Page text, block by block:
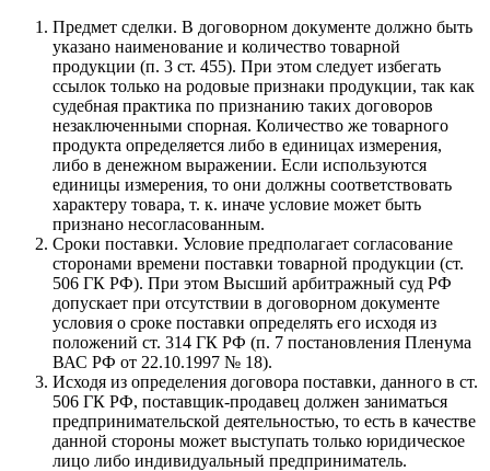
Предмет сделки. В договорном документе должно быть
указано наименование и количество товарной
продукции (п. 3 ст. 455). При этом следует избегать
ссылок только на родовые признаки продукции, так как
судебная практика по признанию таких договоров
незаключенными спорная. Количество же товарного
продукта определяется либо в единицах измерения,
либо в денежном выражении. Если используются
единицы измерения, то они должны соответствовать
характеру товара, т. к. иначе условие может быть
признано несогласованным.
Сроки поставки. Условие предполагает согласование
сторонами времени поставки товарной продукции (ст.
506 ГК РФ). При этом Высший арбитражный суд РФ
допускает при отсутствии в договорном документе
условия о сроке поставки определять его исходя из
положений ст. 314 ГК РФ (п. 7 постановления Пленума
ВАС РФ от 22.10.1997 № 18).
Исходя из определения договора поставки, данного в ст.
506 ГК РФ, поставщик-продавец должен заниматься
предпринимательской деятельностью, то есть в качестве
данной стороны может выступать только юридическое
лицо либо индивидуальный предприниматель.